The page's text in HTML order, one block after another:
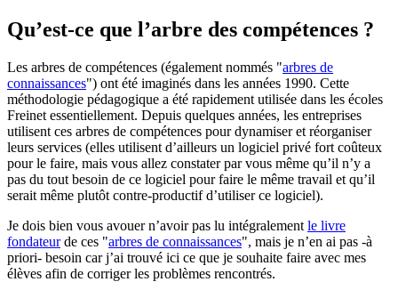
Qu’est-ce que l’arbre des compétences ?
Les arbres de compétences (également nommés "arbres de
connaissances") ont été imaginés dans les années 1990. Cette
méthodologie pédagogique a été rapidement utilisée dans les écoles
Freinet essentiellement. Depuis quelques années, les entreprises
utilisent ces arbres de compétences pour dynamiser et réorganiser
leurs services (elles utilisent d’ailleurs un logiciel privé fort coûteux
pour le faire, mais vous allez constater par vous même qu’il n’y a
pas du tout besoin de ce logiciel pour faire le même travail et qu’il
serait même plutôt contre-productif d’utiliser ce logiciel).
Je dois bien vous avouer n’avoir pas lu intégralement le livre
fondateurde ces "arbres de connaissances", mais je n’en ai pas -à
priori- besoin car j’ai trouvé ici ce que je souhaite faire avec mes
élèves afin de corriger les problèmes rencontrés.